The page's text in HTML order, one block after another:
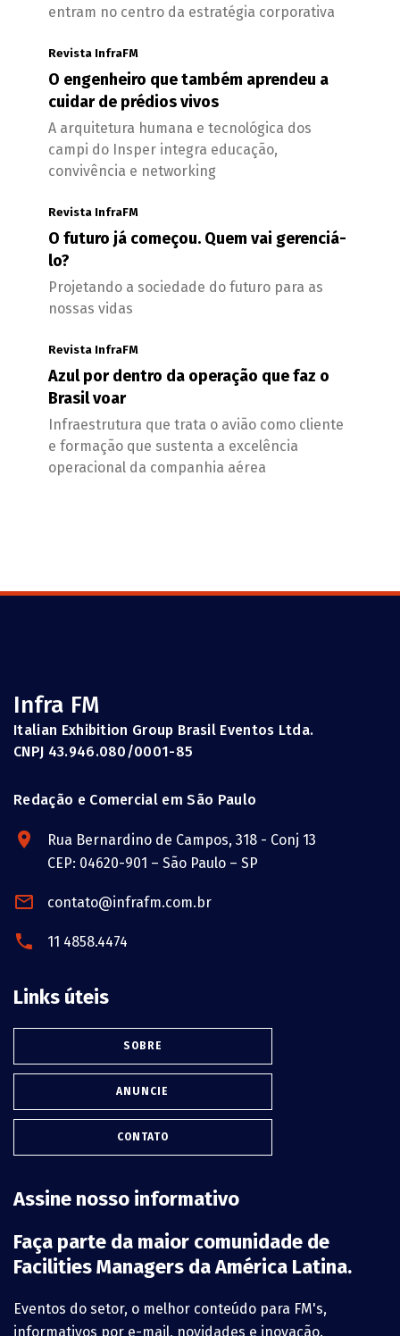
entram no centro da estratégia corporativa
Revista InfraFM
O engenheiro que também aprendeu a
cuidar de prédios vivos
A arquitetura humana e tecnológica dos
campi do Insper integra educação,
convivência e networking
Revista InfraFM
O futuro já começou. Quem vai gerenciá-
lo?
Projetando a sociedade do futuro para as
nossas vidas
Revista InfraFM
Azul por dentro da operação que faz o
Brasil voar
Infraestrutura que trata o avião como cliente
e formação que sustenta a excelência
operacional da companhia aérea
Infra FM
Italian Exhibition Group Brasil Eventos Ltda.
CNPJ 43.946.080/0001-85
Redação e Comercial em São Paulo
Rua Bernardino de Campos, 318 - Conj 13
CEP: 04620-901 – São Paulo – SP
contato@infrafm.com.br
11 4858.4474
Links úteis
SOBRE
ANUNCIE
CONTATO
Assine nosso informativo
Faça parte da maior comunidade de
Facilities Managers da América Latina.
Eventos do setor, o melhor conteúdo para FM's,
informativos por e-mail, novidades e inovação.